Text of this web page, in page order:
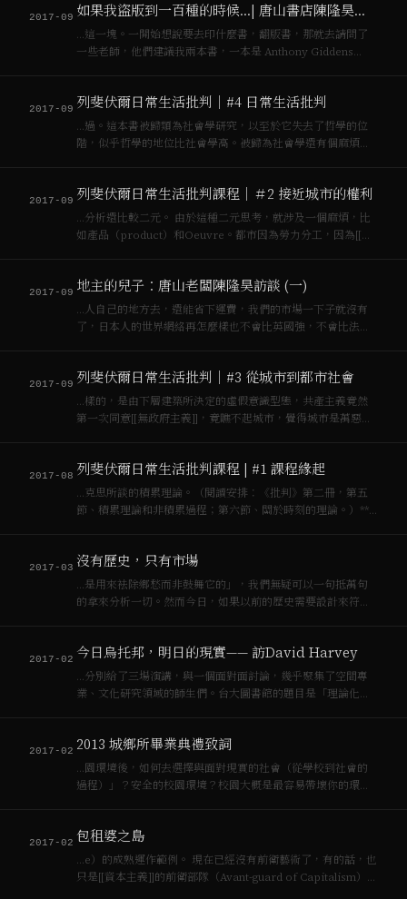
軍隊武力，是殖民力量，但現在也面臨困…
2017-09 如果我盜版到一百種的時候…| 唐山書店陳隆昊訪談 (二)
…這一塊。一開始想說要去印什麼書，翻版書，那就去請問了
一些老師，他們建議我兩本書，一本是 Anthony Giddens
2017-09 列斐伏爾日常生活批判｜#4 日常生活批判
…過。這本書被歸類為社會學研究，以至於它失去了哲學的位
階，似乎哲學的地位比社會學高。被歸為社會學還有個麻煩，
問題要解決。可是[[…
2017-09 列斐伏爾日常生活批判課程｜＃2 接近城市的權利
…分析還比較二元。 由於這種二元思考，就涉及一個麻煩，比
如產品（product）和Oeuvre。都市因為勞力分工，因為[[資
經過時間和空間的漫…
2017-09 地主的兒子：唐山老闆陳隆昊訪談 (一)
…人自己的地方去，還能省下運費，我們的市場一下子就沒有
了，日本人的世界網絡再怎麼樣也不會比英國強，不會比法國
種什麼東西。關西有平地也有小…
2017-09 列斐伏爾日常生活批判｜#3 從城市到都市社會
…樣的，是由下層建築所決定的虛假意識型態，共產主義竟然
第一次同意[[無政府主義]]，竟瞧不起城市，覺得城市是萬惡的
夾縫裡頭找到新的看法，告…
2017-08 列斐伏爾日常生活批判課程 | #1 課程緣起
…克思所談的積累理論。（閱讀安排：《批判》第二冊，第五
節、積累理論和非積累過程；第六節、關於時刻的理論。）**
反面的、非積累的過程？這個非…
2017-03 沒有歷史，只有市場
…是用來袪除鄉愁而非鼓舞它的」，我們無疑可以一句抵萬句
的拿來分析一切。然而今日，如果以前的歷史需要設計來符合
定不會同意，但我們應該更基進（或徹底…
2017-02 今日烏托邦，明日的現實—— 訪David Harvey
…分別給了三場演講，與一個面對面討論，幾乎聚集了空間專
業、文化研究領域的師生們。台大圖書館的題目是「理論化空
細，孜孜不倦。到紐約市立大學CUN…
2017-02 2013 城鄉所畢業典禮致詞
…園環境後，如何去選擇與面對現實的社會（從學校到社會的
過程）」？安全的校園環境？校園大概是最容易帶壞你的環境
的一個年代？我也許是個特例，在研一下…
2017-02 包租婆之島
…e）的成熟運作範例。 現在已經沒有前衛藝術了，有的話，也
只是[[資本主義]]的前衛部隊（Avant-guard of Capitalism）。